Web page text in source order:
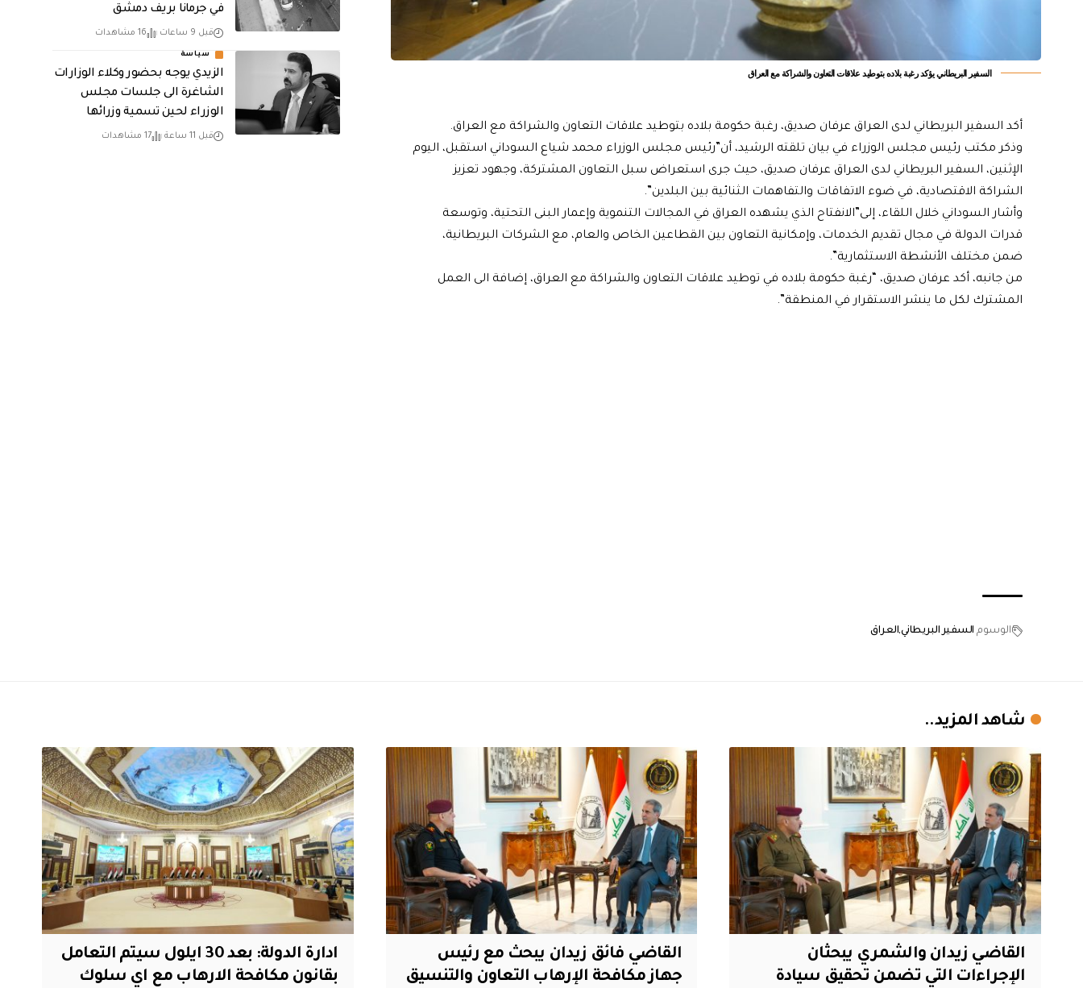
السفير البريطاني يؤكد رغبة بلاده بتوطيد علاقات التعاون والشراكة مع العراق
أكد السفير البريطاني لدى العراق عرفان صديق، رغبة حكومة بلاده بتوطيد علاقات التعاون والشراكة مع العراق.
وذكر مكتب رئيس مجلس الوزراء في بيان تلقته الرشيد، أن”رئيس مجلس الوزراء محمد شياع السوداني استقبل، اليوم
الإثنين، السفير البريطاني لدى العراق عرفان صديق، حيث جرى استعراض سبل التعاون المشتركة، وجهود تعزيز
الشراكة الاقتصادية، في ضوء الاتفاقات والتفاهمات الثنائية بين البلدين”.
وأشار السوداني خلال اللقاء، إلى”الانفتاح الذي يشهده العراق في المجالات التنموية وإعمار البنى التحتية، وتوسعة
قدرات الدولة في مجال تقديم الخدمات، وإمكانية التعاون بين القطاعين الخاص والعام، مع الشركات البريطانية،
ضمن مختلف الأنشطة الاستثمارية”.
من جانبه، أكد عرفان صديق، “رغبة حكومة بلاده في توطيد علاقات التعاون والشراكة مع العراق، إضافة الى العمل
المشترك لكل ما ينشر الاستقرار في المنطقة”.
الوسوم السفير البريطاني العراق
في جرمانا بريف دمشق
قبل 9 ساعات 16 مشاهدات
سياسة
الزيدي يوجه بحضور وكلاء الوزارات
الشاغرة الى جلسات مجلس
الوزراء لحين تسمية وزرائها
قبل 11 ساعة 17 مشاهدات
شاهد المزيد..
القاضي زيدان والشمري يبحثان
الإجراءات التي تضمن تحقيق سيادة
القاضي فائق زيدان يبحث مع رئيس
جهاز مكافحة الإرهاب التعاون والتنسيق
ادارة الدولة: بعد 30 ايلول سيتم التعامل
بقانون مكافحة الارهاب مع اي سلوك